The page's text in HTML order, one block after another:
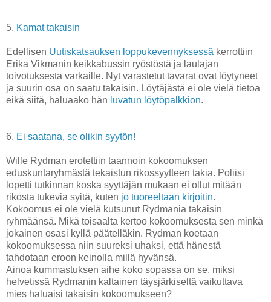
5. Kamat takaisin
Edellisen Uutiskatsauksen loppukevennyksessä kerrottiin
Erika Vikmanin keikkabussin ryöstöstä ja laulajan
toivotuksesta varkaille. Nyt varastetut tavarat ovat löytyneet
ja suurin osa on saatu takaisin. Löytäjästä ei ole vielä tietoa
eikä siitä, haluaako hän luvatun löytöpalkkion.
6. Ei saatana, se olikin syytön!
Wille Rydman erotettiin taannoin kokoomuksen
eduskuntaryhmästä tekaistun rikossyytteen takia. Poliisi
lopetti tutkinnan koska syyttäjän mukaan ei ollut mitään
rikosta tukevia syitä, kuten jo tuoreeltaan kirjoitin.
Kokoomus ei ole vielä kutsunut Rydmania takaisin
ryhmäänsä. Mikä toisaalta kertoo kokoomuksesta sen minkä
jokainen osasi kyllä päätelläkin. Rydman koetaan
kokoomuksessa niin suureksi uhaksi, että hänestä
tahdotaan eroon keinolla millä hyvänsä.
Ainoa kummastuksen aihe koko sopassa on se, miksi
helvetissä Rydmanin kaltainen täysjärkiseltä vaikuttava
mies haluaisi takaisin kokoomukseen?